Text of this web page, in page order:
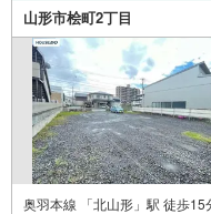
山形市桧町2丁目
奥羽本線 「北山形」駅 徒歩15